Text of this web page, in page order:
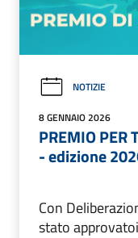
NOTIZIE
8 GENNAIO 2026
PREMIO PER
- edizione
Con
stato